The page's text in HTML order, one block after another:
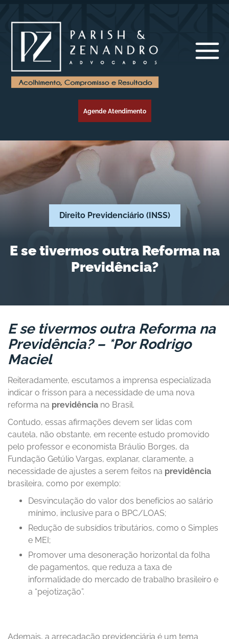
Agende Atendimento
Direito Previdenciário (INSS)
E se tivermos outra Reforma na
Previdência?
E se tivermos outra Reforma na
Previdência? – *Por Rodrigo
Maciel
Reiteradamente, escutamos a imprensa especializada
indicar o frisson para a necessidade de uma nova
reforma na previdência no Brasil.
Contudo, essas afirmações devem ser lidas com
cautela, não obstante, em recente estudo promovido
pelo professor e economista Bráulio Borges, da
Fundação Getúlio Vargas, explanar, claramente, a
necessidade de ajustes a serem feitos na previdência
brasileira, como por exemplo:
Desvinculação do valor dos benefícios ao salário
mínimo, inclusive para o BPC/LOAS;
Redução de subsídios tributários, como o Simples
e MEI;
Promover uma desoneração horizontal da folha
de pagamentos, que reduza a taxa de
informalidade do mercado de trabalho brasileiro e
a “pejotização”.
Ademais, a arrecadação previdenciária é um tema